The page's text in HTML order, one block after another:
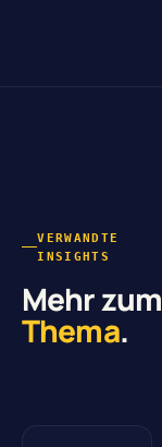
VERWANDTE
INSIGHTS
Mehr zum
Thema.